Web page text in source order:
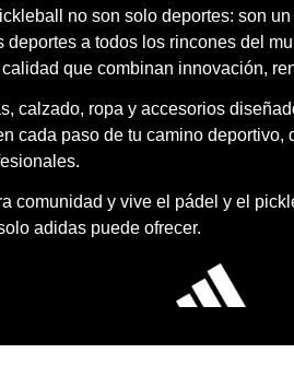
no son solo deportes: son
deportes a todos los rincones del
que combinan innovación,
calzado, ropa y accesorios
cada paso de tu camino deportivo,
comunidad y vive el pádel y el
adidas puede ofrecer.